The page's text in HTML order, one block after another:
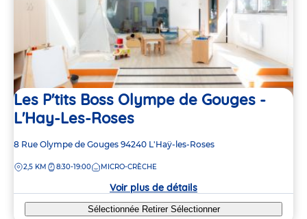
Les P'tits Boss Olympe de Gouges -
L'Hay-Les-Roses
Adresse
la
8 Rue Olympe de Gouges 94240 L'Haÿ-les-Roses
DISTANCE
2,5 KM 8:30-19:00 MICRO-CRÈCHE
Voir plus de détails
Sélectionnée Retirer Sélectionner